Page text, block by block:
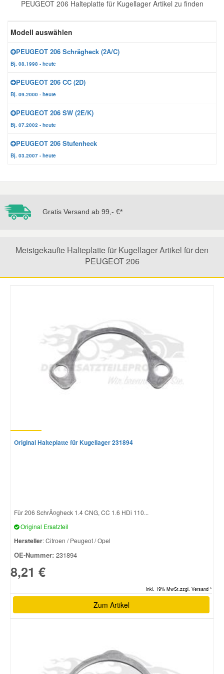
PEUGEOT 206 Halteplatte für Kugellager Artikel zu finden
Modell auswählen
PEUGEOT 206 Schrägheck (2A/C)
Bj. 08.1998 - heute
PEUGEOT 206 CC (2D)
Bj. 09.2000 - heute
PEUGEOT 206 SW (2E/K)
Bj. 07.2002 - heute
PEUGEOT 206 Stufenheck
Bj. 03.2007 - heute
Gratis Versand ab 99,- €*
Meistgekaufte Halteplatte für Kugellager Artikel für den
PEUGEOT 206
Original Halteplatte für Kugellager 231894
Für 206 SchrÃ¤gheck 1.4 CNG, CC 1.6 HDi 110...
Original Ersatzteil
Hersteller: Citroen / Peugeot / Opel
OE-Nummer: 231894
8,21 €
inkl. 19% MwSt.zzgl. Versand *
Zum Artikel
Zündanlage und Glühanlage
Jeep Ersatzteile
Lancia Ersatzteile
Mazda Ersatzteile
Mercedes Ersatzteile
Mitsubishi Ersatzteile
Nissan Ersatzteile
Porsche Ersatzteile
Skoda Ersatzteile
Toyota Ersatzteile
Vauxhall Ersatzteile